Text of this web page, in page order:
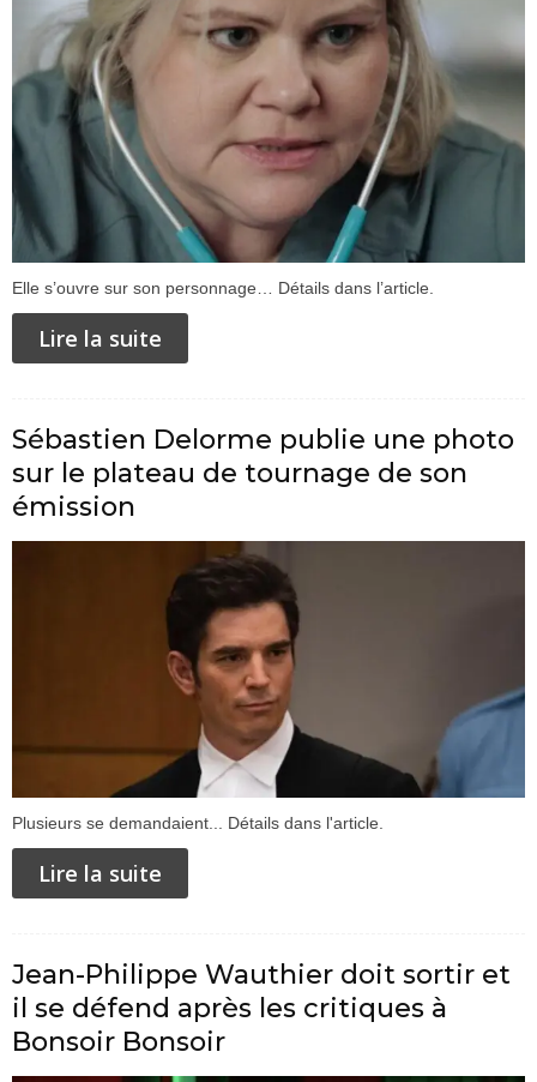
Elle s’ouvre sur son personnage… Détails dans l’article.
Lire la suite
Sébastien Delorme publie une photo
sur le plateau de tournage de son
émission
Plusieurs se demandaient... Détails dans l'article.
Lire la suite
Jean-Philippe Wauthier doit sortir et
il se défend après les critiques à
Bonsoir Bonsoir